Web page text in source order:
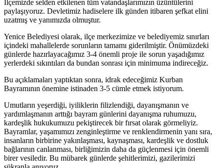
İlçemizde selden etkilenen tüm vatandaşlarımızın üzüntülerini
paylaşıyoruz. Devletimiz hadiselere ilk günden itibaren şefkat elini
uzatmış ve yanımızda olmuştur.
Yenice Belediyesi olarak, ilçe merkezimize ve belediyemiz sınırları
içindeki mahallelerde sorunların tamamı giderilmiştir. Önümüzdeki
günlerde hazırlayacağımız 3-4 önemli proje ile sorun yaşadığımız
yerlerdeki sıkıntıları da bundan sonrası için minimuma indireceğiz.
Bu açıklamaları yaptıktan sonra, idrak edeceğimiz Kurban
Bayramının önemine istinaden 3-5 cümle etmek istiyorum.
Umutların yeşerdiği, iyiliklerin filizlendiği, dayanışmanın ve
yardımlaşmanın arttığı bayram günlerini dayanışma ruhumuzu,
kardeşlik hukukumuzu pekiştirecek bir fırsat olarak görmeliyiz.
Bayramlar, yaşamımızı zenginleştirme ve renklendirmenin yanı sıra,
insanların birbirine yakınlaşması, kaynaşması, kardeşlik ve dostluk
bağlarının canlanması, birliğimizin daha da güçlenmesi için önemli
birer vesiledir. Bu mübarek günlerde şehitlerimizi, gazilerimizi